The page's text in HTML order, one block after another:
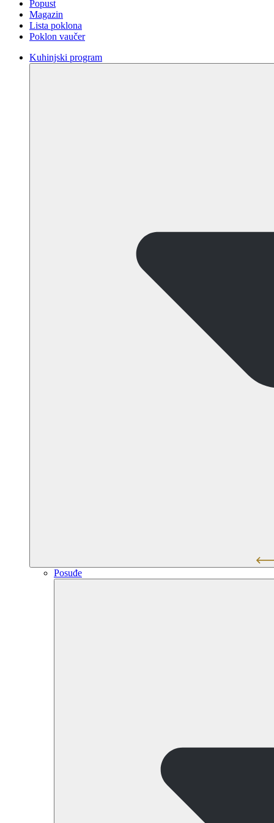
Popust
Magazin
Lista poklona
Poklon vaučer
Kuhinjski program
Posuđe